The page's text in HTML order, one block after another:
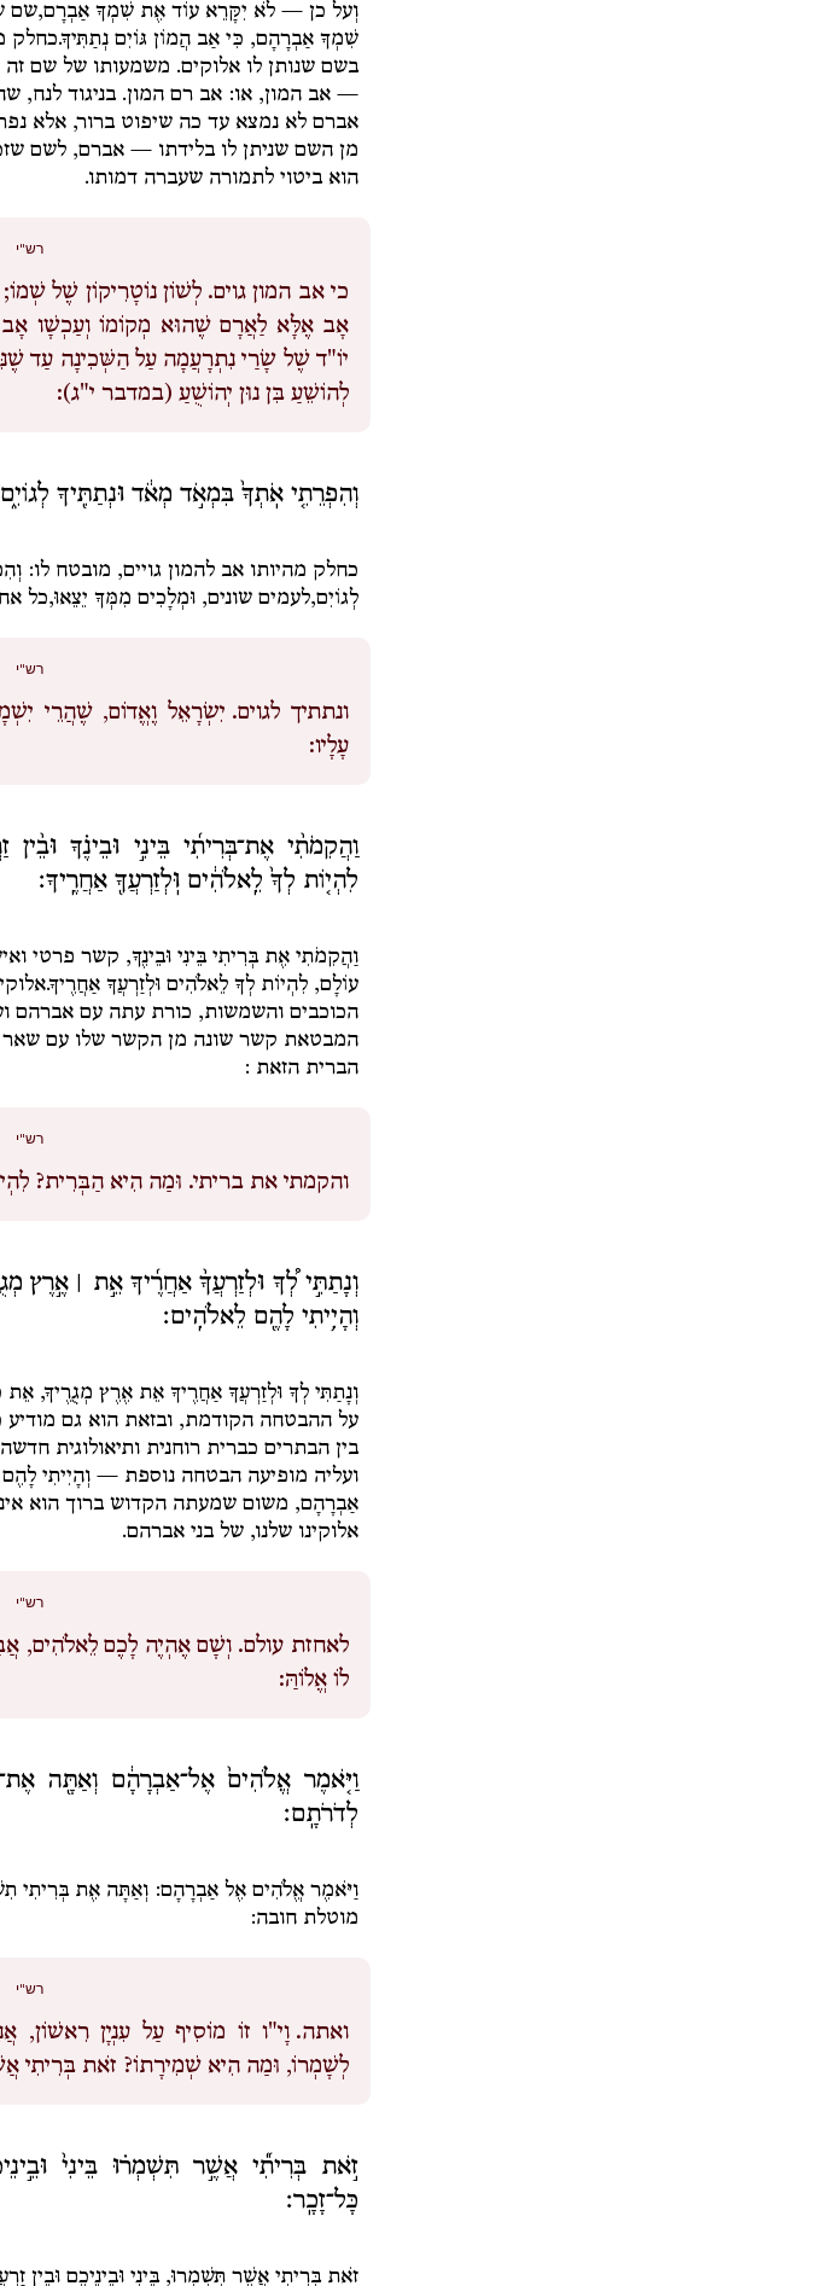
וְעל כן — לֹא יִקָּרֵא עוֹד אֶת שִׁמְךָ אַבְרָם,שם
שִׁמְךָ אַבְרָהָם, כִּי אַב הֲמוֹן גּוֹיִם נְתַתִּיךָ.כחלק
בשם שנותן לו אלוקים. משמעותו של שם זה
— אב המון, או: אב רם המון. בניגוד לנח,
אברם לא נמצא עד כה שיפוט ברור, אלא
מן השם שניתן לו בלידתו — אברם, לשם
הוא ביטוי לתמורה שעברה דמותו.
רש"י
כי אב המון גוים. לְשׁוֹן נוֹטָרִיקוֹן שֶׁל
אָב אֶלָּא לַאֲרָם שֶׁהוּא מְקוֹמוֹ וְעַכְשָׁו
יוֹ"ד שֶׁל שָׂרַי נִתְרָעֲמָה עַל הַשְּׁכִינָה עַד
לְהוֹשֵׁעַ בִּן נוּן יְהוֹשֻׁעַ (במדבר י"ג):
וְהִפְרֵתִ֤י אֹֽתְךָ֙ בִּמְאֹ֣ד מְאֹ֔ד וּנְתַתִּ֖יךָ
כחלק מהיותו אב להמון גויים, מובטח לו:
לְגוֹיִם,לעמים שונים, וּמְלָכִים מִמְּךָ יֵצֵאוּ,כל
רש"י
ונתתיך לגוים. יִשְׂרָאֵל וֶאֱדוֹם, שֶׁהֲרֵי
עָלָיו:
וַהֲקִמֹתִ֨י אֶת־בְּרִיתִ֜י בֵּינִ֣י וּבֵינֶ֗ךָ
לִהְי֤וֹת לְךָ֙ לֵֽאלֹהִ֔ים וּֽלְזַרְעֲךָ֖ אַחֲרֶֽיךָ׃
וַהֲקִמֹתִי אֶת בְּרִיתִי בֵּינִי וּבֵינֶךָ, קשר פרטי
עוֹלָם, לִהְיוֹת לְךָ לֵאלֹהִים וּלְזַרְעֲךָ אַחֲרֶיךָ.
הכוכבים והשמשות, כורת עתה עם אברהם
המבטאת קשר שונה מן הקשר שלו עם שאר
הברית הזאת :
רש"י
והקמתי את בריתי. וּמַה הִיא הַבְּרִית?
וְנָתַתִּ֣י לְ֠ךָ וּלְזַרְעֲךָ֨ אַחֲרֶ֜יךָ אֵ֣ת ׀ אֶ֣רֶץ
וְהָיִ֥יתִי לָהֶ֖ם לֵאלֹהִֽים׃
וְנָתַתִּי לְךָ וּלְזַרְעֲךָ אַחֲרֶיךָ אֵת אֶרֶץ מְגֻרֶיךָ,
על ההבטחה הקודמת, ובזאת הוא גם
בין הבתרים כברית רוחנית ותיאולוגית
ועליה מופיעה הבטחה נוספת — וְהָיִיתִי
אַבְרָהָם, משום שמעתה הקדוש ברוך הוא
אלוקינו שלנו, של בני אברהם.
רש"י
לאחזת עולם. וְשָׁם אֶהְיֶה לָכֶם לֵאלֹהִים,
לוֹ אֱלוֹהַּ:
וַיֹּ֤אמֶר אֱלֹהִים֙ אֶל־אַבְרָהָ֔ם וְאַתָּ֖ה
לְדֹרֹתָֽם׃
וַיֹּאמֶר אֱלֹהִים אֶל אַבְרָהָם: וְאַתָּה אֶת בְּרִיתִי
מוטלת חובה:
רש"י
ואתה. וָי"ו זוֹ מוֹסִיף עַל עִנְיָן רִאשׁוֹן,
לְשָׁמְרוֹ, וּמַה הִיא שְׁמִירָתוֹ? זֹאת בְּרִיתִי
זֹ֣את בְּרִיתִ֞י אֲשֶׁ֣ר תִּשְׁמְר֗וּ בֵּינִי֙
כָּל־זָכָֽר׃
זֹאת בְּרִיתִי אֲשֶׁר תִּשְׁמְרוּ, בֵּינִי וּבֵינֵיכֶם וּבֵין